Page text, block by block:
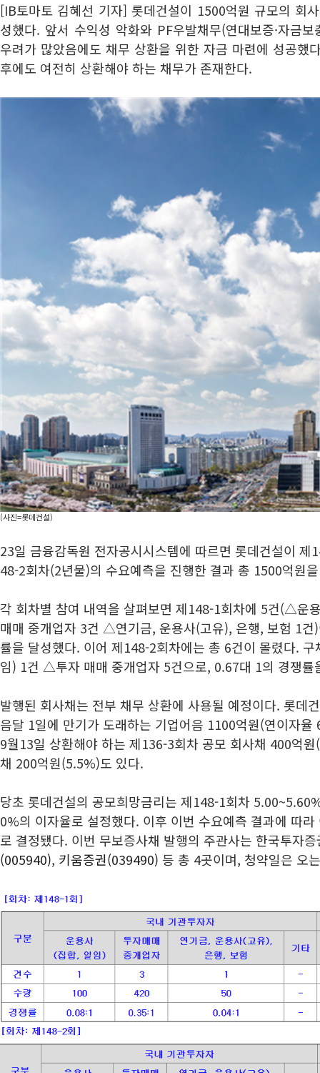
[IB토마토 김혜선 기자] 롯데건설이 1500억원 규모의 회
성했다. 앞서 수익성 악화와 PF우발채무(연대보증·자금
우려가 많았음에도 채무 상환을 위한 자금 마련에 성공했
후에도 여전히 상환해야 하는 채무가 존재한다.
(사진=롯데건설)
23일 금융감독원 전자공시시스템에 따르면 롯데건설이
48-2회차(2년물)의 수요예측을 진행한 결과 총 1500억원
각 회차별 참여 내역을 살펴보면 제148-1회차에 5건(△운
매매 중개업자 3건 △연기금, 운용사(고유), 은행, 보험 1
률을 달성했다. 이어 제148-2회차에는 총 6건이 몰렸다.
임) 1건 △투자 매매 중개업자 5건으로, 0.67대 1의 경쟁률
발행된 회사채는 전부 채무 상환에 사용될 예정이다. 롯데
음달 1일에 만기가 도래하는 기업어음 1100억원(연이자
9월13일 상환해야 하는 제136-3회차 공모 회사채 400억
채 200억원(5.5%)도 있다.
당초 롯데건설의 공모희망금리는 제148-1회차
0%의 이자율로 설정했다. 이후 이번 수요예측 결과에 따
로 결정됐다. 이번 무보증사채 발행의 주관사는 한국투자
(005940), 키움증권(039490) 등 총 4곳이며, 청약일은 오